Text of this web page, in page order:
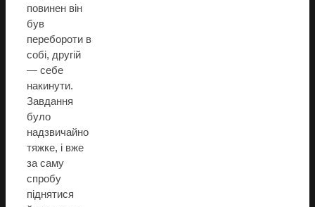
повинен він
був
перебороти в
собі, другій
— себе
накинути.
Завдання
було
надзвичайно
тяжке, і вже
за саму
спробу
піднятися